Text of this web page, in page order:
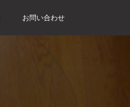
お問い合わせ